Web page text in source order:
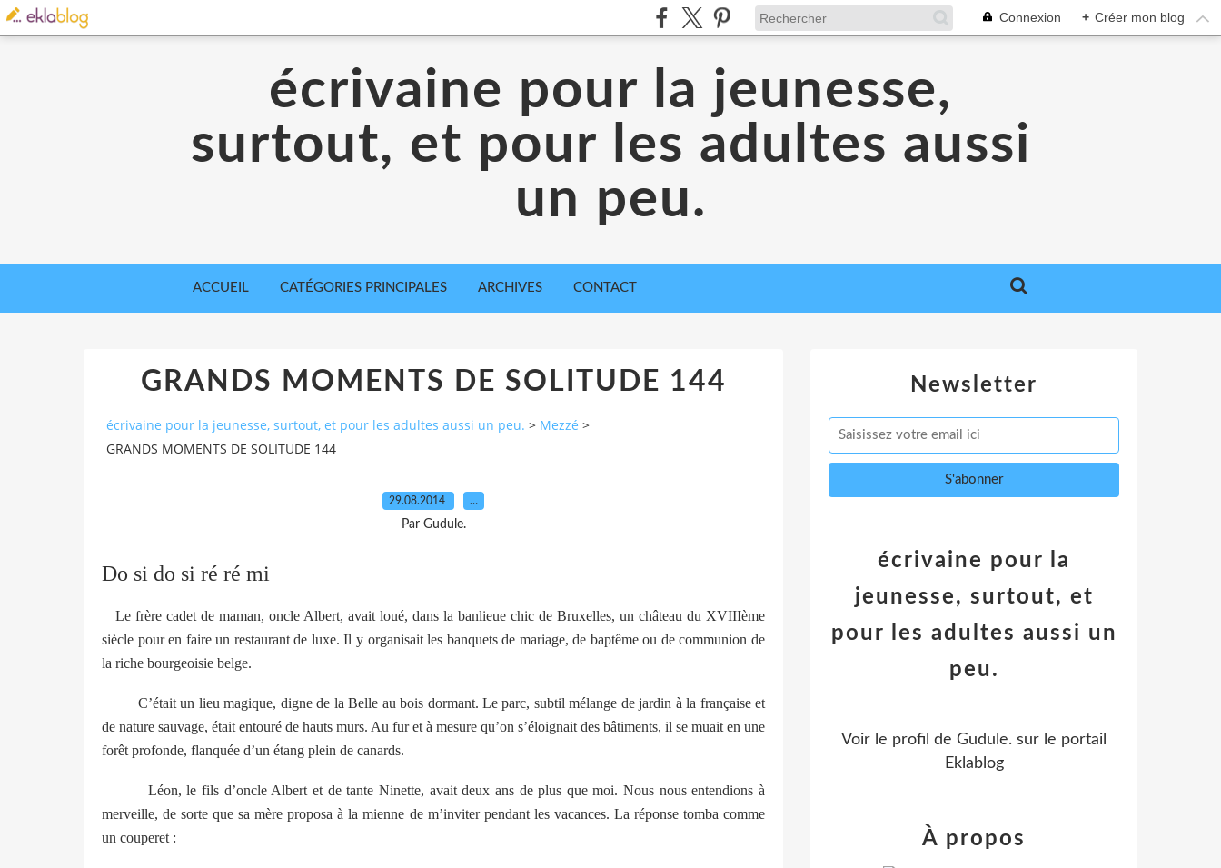
Connexion + Créer mon blog
écrivaine pour la jeunesse,
surtout, et pour les adultes aussi
un peu.
ACCUEIL CATÉGORIES PRINCIPALES ARCHIVES CONTACT
GRANDS MOMENTS DE SOLITUDE 144
écrivaine pour la jeunesse, surtout, et pour les adultes aussi un peu. > Mezzé >
GRANDS MOMENTS DE SOLITUDE 144
29.08.2014 …
Par Gudule.
Do si do si ré ré mi
Le frère cadet de maman, oncle Albert, avait loué, dans la banlieue chic de Bruxelles, un château du XVIIIème
siècle pour en faire un restaurant de luxe. Il y organisait les banquets de mariage, de baptême ou de communion de
la riche bourgeoisie belge.
C’était un lieu magique, digne de la Belle au bois dormant. Le parc, subtil mélange de jardin à la française et
de nature sauvage, était entouré de hauts murs. Au fur et à mesure qu’on s’éloignait des bâtiments, il se muait en une
forêt profonde, flanquée d’un étang plein de canards.
Léon, le fils d’oncle Albert et de tante Ninette, avait deux ans de plus que moi. Nous nous entendions à
merveille, de sorte que sa mère proposa à la mienne de m’inviter pendant les vacances. La réponse tomba comme
un couperet :
Newsletter
écrivaine pour la
jeunesse, surtout, et
pour les adultes aussi un
peu.
Voir le profil de Gudule. sur le portail
Eklablog
À propos